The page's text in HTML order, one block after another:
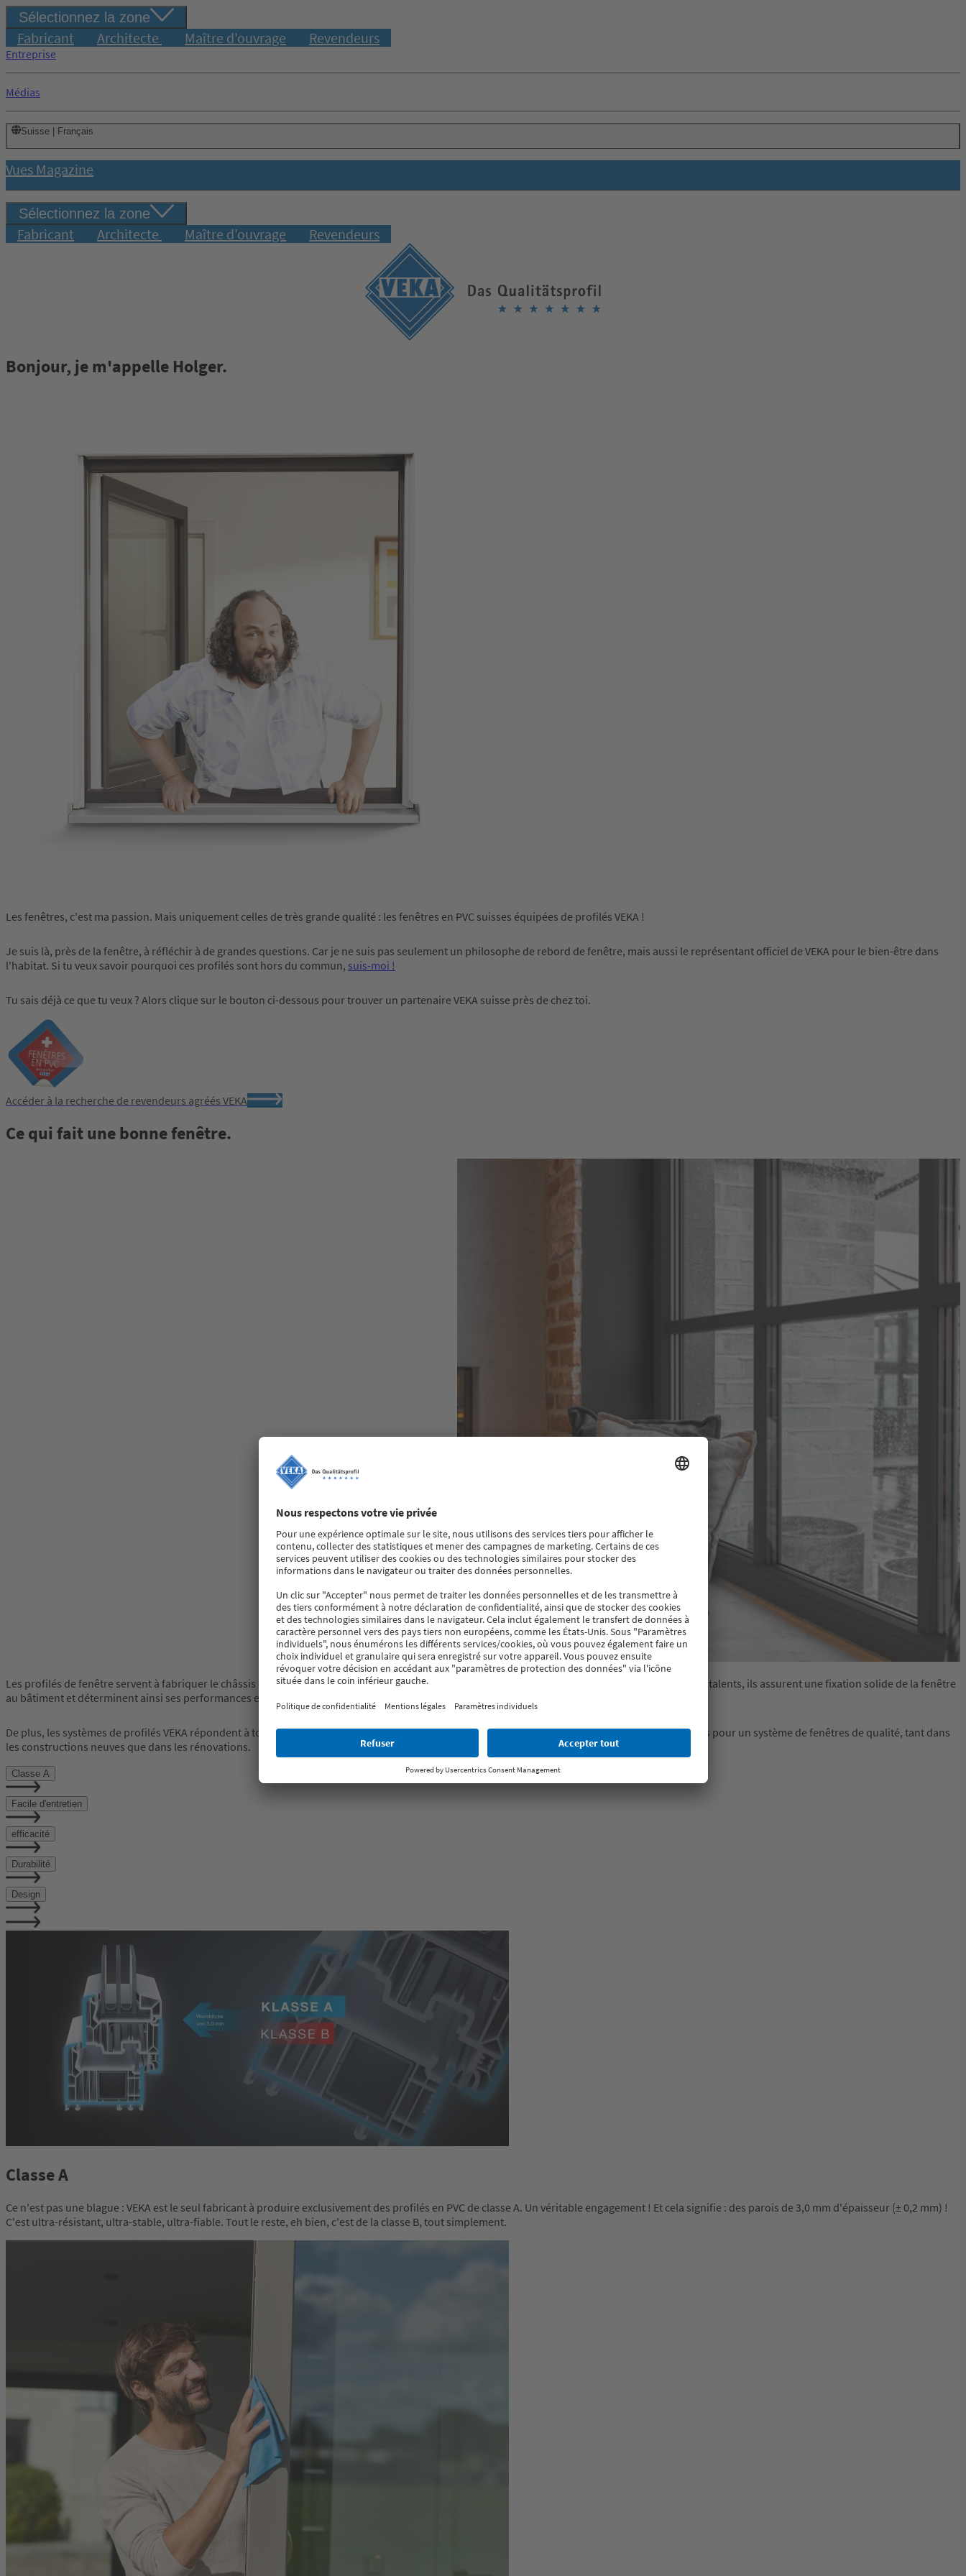
Sélectionnez la zone
Fabricant Architecte Maître d'ouvrage Revendeurs
Entreprise
Médias
Suisse | Français
Vues Magazine
Sélectionnez la zone
Fabricant Architecte Maître d'ouvrage Revendeurs
Bonjour, je m'appelle Holger.
Les fenêtres, c'est ma passion. Mais uniquement celles de très grande qualité : les fenêtres en PVC suisses équipées de profilés VEKA !
Je suis là, près de la fenêtre, à réfléchir à de grandes questions. Car je ne suis pas seulement un philosophe de rebord de fenêtre, mais aussi le représentant officiel de VEKA pour le bien-être dans
l'habitat. Si tu veux savoir pourquoi ces profilés sont hors du commun, suis-moi !
Tu sais déjà ce que tu veux ? Alors clique sur le bouton ci-dessous pour trouver un partenaire VEKA suisse près de chez toi.
Accéder à la recherche de revendeurs agréés VEKA
Ce qui fait une bonne fenêtre.
Les profilés de fenêtre servent à fabriquer le châssis et le battant. Ils jouent donc un rôle porteur, au sens propre comme au figuré. Véritables multitalents, ils assurent une fixation solide de la fenêtre
au bâtiment et déterminent ainsi ses performances et sa longévité.
De plus, les systèmes de profilés VEKA répondent à toutes les normes et exigences importantes en vigueur en Suisse, qui sont aujourd'hui requises pour un système de fenêtres de qualité, tant dans
les constructions neuves que dans les rénovations.
Classe A
Facile d'entretien
efficacité
Durabilité
Design
Classe A
Ce n'est pas une blague : VEKA est le seul fabricant à produire exclusivement des profilés en PVC de classe A. Un véritable engagement ! Et cela signifie : des parois de 3,0 mm d'épaisseur (± 0,2 mm) !
C'est ultra-résistant, ultra-stable, ultra-fiable. Tout le reste, eh bien, c'est de la classe B, tout simplement.